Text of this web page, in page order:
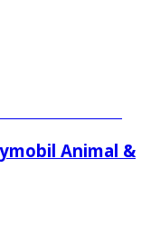
Animal &